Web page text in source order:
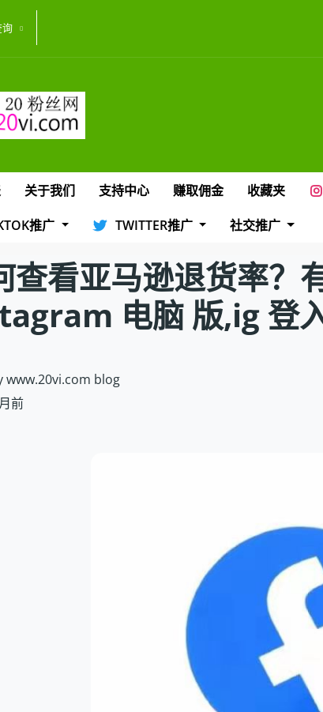
询
关于我们 支持中心 赚取佣金 收藏夹
推广
TWITTER推广 社交推广
查看亚马逊退货率？
电脑 版,ig 登
www.20vi.com blog
前